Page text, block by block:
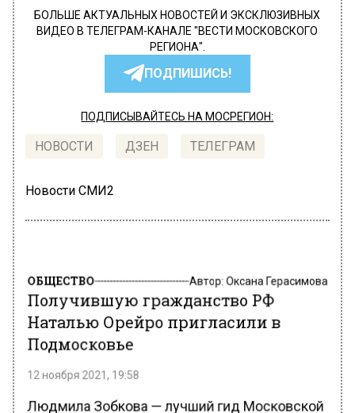
БОЛЬШЕ АКТУАЛЬНЫХ НОВОСТЕЙ И ЭКСКЛЮЗИВНЫХ
ВИДЕО В ТЕЛЕГРАМ-КАНАЛЕ "ВЕСТИ МОСКОВСКОГО
РЕГИОНА".
ПОДПИШИСЬ!
ПОДПИСЫВАЙТЕСЬ НА МОСРЕГИОН:
НОВОСТИ ДЗЕН ТЕЛЕГРАМ
Новости СМИ2
ОБЩЕСТВО Автор: Оксана Герасимова
Получившую гражданство РФ
Наталью Орейро пригласили в
Подмосковье
12 ноября 2021, 19:58
Людмила Зобкова — лучший гид Московской